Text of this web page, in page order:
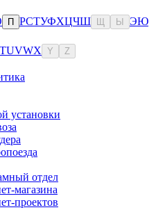
П РСТУФХЦЧШ Ы ЭЮ
TUVWX Y Z
установки
отдел
магазина
проектов